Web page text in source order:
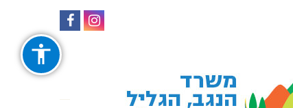
עקבו
אחרינו
ב-
Facebook
עקבו
Instagram